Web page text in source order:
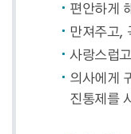
편안하게
만져주고,
사랑스럽
의사에게
진통제를